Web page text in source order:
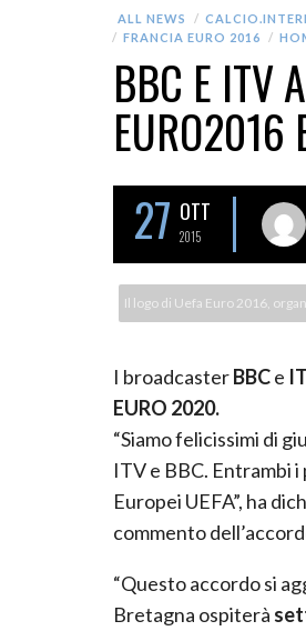
ALL NEWS
FRANCIA EURO 2016
BBC E ITV
EURO2016
27 OTT
2015
Il logo di Uefa Euro 2016,
I broadcasterBBCe
EURO 2020.
“Siamo felicissimi di
ITV e BBC. Entrambi
Europei UEFA”, ha
commento
“Questo accordo si
Bretagna ospiterà